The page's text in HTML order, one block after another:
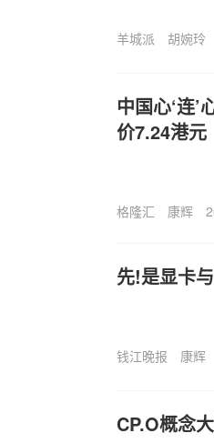
羊城派 胡婉玲
中国心‘连
价7.24港元
格隆汇 康辉
先!是显卡
钱江晚报 康辉
CP.O概念